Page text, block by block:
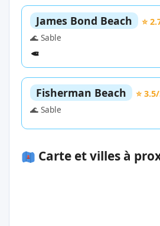
James Bond Beach
⭐
🌊 Sable
Fisherman Beach
⭐
🌊 Sable
Carte et villes à